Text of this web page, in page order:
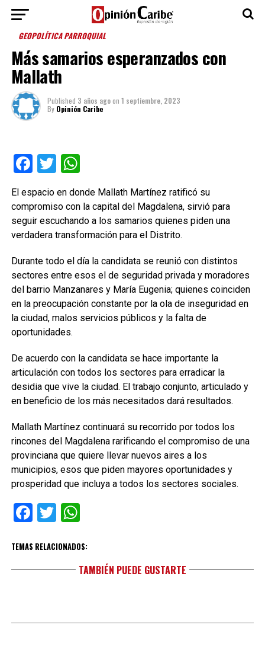
GEOPOLÍTICA PARROQUIAL
Más samarios esperanzados con
Mallath
Published 3 años agoon 1 septiembre, 2023
By Opinión Caribe
Facebook
TwitterWhatsApp
El espacio en donde Mallath Martínez ratificó su
compromiso con la capital del Magdalena, sirvió para
seguir escuchando a los samarios quienes piden una
verdadera transformación para el Distrito.
Durante todo el día la candidata se reunió con distintos
sectores entre esos el de seguridad privada y moradores
del barrio Manzanares y María Eugenia; quienes coinciden
en la preocupación constante por la ola de inseguridad en
la ciudad, malos servicios públicos y la falta de
oportunidades.
De acuerdo con la candidata se hace importante la
articulación con todos los sectores para erradicar la
desidia que vive la ciudad. El trabajo conjunto, articulado y
en beneficio de los más necesitados dará resultados.
Mallath Martínez continuará su recorrido por todos los
rincones del Magdalena rarificando el compromiso de una
provinciana que quiere llevar nuevos aires a los
municipios, esos que piden mayores oportunidades y
prosperidad que incluya a todos los sectores sociales.
Facebook
TwitterWhatsApp
TEMAS RELACIONADOS:
TAMBIÉN PUEDE GUSTARTE